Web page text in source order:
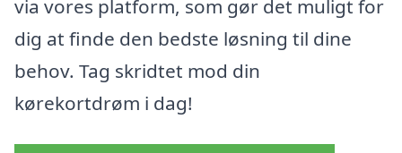
via vores platform, som gør det muligt for
dig at finde den bedste løsning til dine
behov. Tag skridtet mod din
kørekortdrøm i dag!